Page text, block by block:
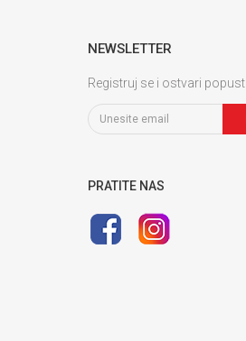
NEWSLETTER
Registruj se i ostvari popust
PRATITE NAS